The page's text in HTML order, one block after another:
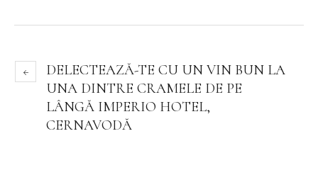
DELECTEAZĂ-TE CU UN VIN BUN LA
UNA DINTRE CRAMELE DE PE
LÂNGĂ IMPERIO HOTEL,
CERNAVODĂ